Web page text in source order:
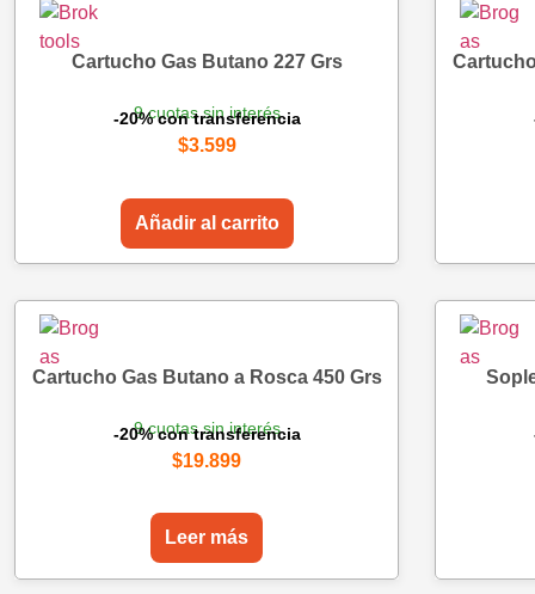
Cartucho Gas Butano 227 Grs
9 cuotas sin interés
-20% con transferencia
$3.599
Añadir al carrito
Cartucho Gas Butano a Rosca 450 Grs
9 cuotas sin interés
-20% con transferencia
$19.899
Leer más